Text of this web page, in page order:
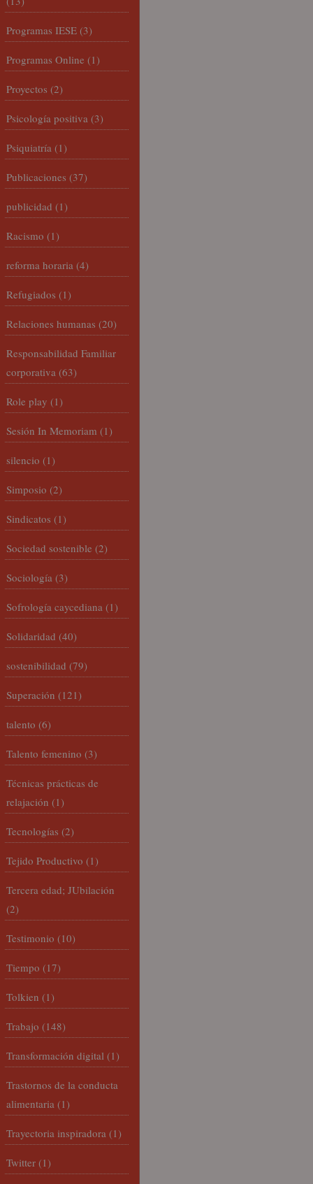
Programas IESE (3)
Programas Online (1)
Proyectos (2)
Psicología positiva (3)
Psiquiatría (1)
Publicaciones (37)
publicidad (1)
Racismo (1)
reforma horaria (4)
Refugiados (1)
Relaciones humanas (20)
Responsabilidad Familiar
corporativa (63)
Role play (1)
Sesión In Memoriam (1)
silencio (1)
Simposio (2)
Sindicatos (1)
Sociedad sostenible (2)
Sociología (3)
Sofrología caycediana (1)
Solidaridad (40)
sostenibilidad (79)
Superación (121)
talento (6)
Talento femenino (3)
Técnicas prácticas de
relajación (1)
Tecnologías (2)
Tejido Productivo (1)
Tercera edad; JUbilación
(2)
Testimonio (10)
Tiempo (17)
Tolkien (1)
Trabajo (148)
Transformación digital (1)
Trastornos de la conducta
alimentaria (1)
Trayectoria inspiradora (1)
Twitter (1)